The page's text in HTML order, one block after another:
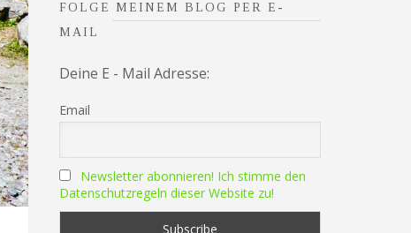
FOLGE MEINEM BLOG PER E-
MAIL
Deine E - Mail Adresse:
Email
Newsletter abonnieren! Ich stimme den
Datenschutzregeln dieser Website zu!